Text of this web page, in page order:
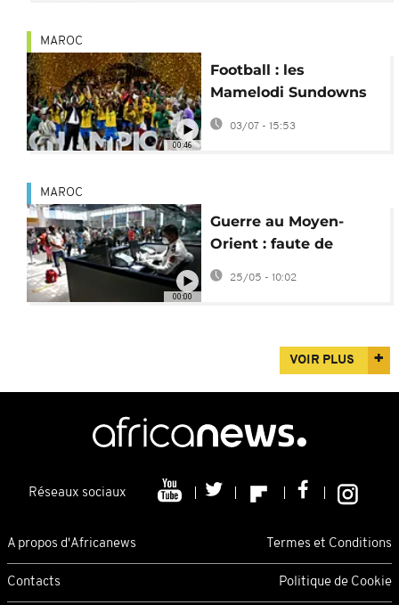
00:46
MAROC
Football : les
Mamelodi Sundowns
remportent la Ligue
des Champions
03/07 - 15:53
00:00
MAROC
Guerre au Moyen-
Orient : faute de
carburant, Royal Air
Maroc diminue ses
25/05 - 10:02
VOIR PLUS
Réseaux sociaux
A propos d'Africanews Termes et Conditions
Contacts Politique de Cookie